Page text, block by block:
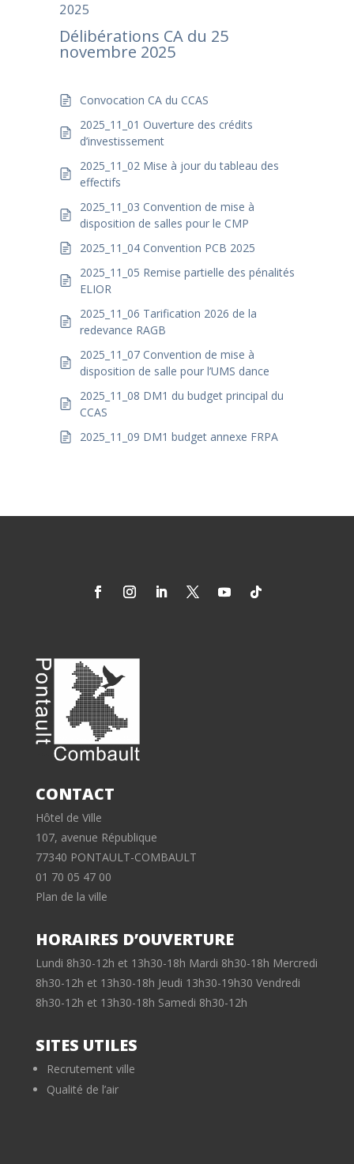
2025
Délibérations CA du 25
novembre 2025
Convocation CA du CCAS
2025_11_01 Ouverture des crédits
d’investissement
2025_11_02 Mise à jour du tableau des
effectifs
2025_11_03 Convention de mise à
disposition de salles pour le CMP
2025_11_04 Convention PCB 2025
2025_11_05 Remise partielle des pénalités
ELIOR
2025_11_06 Tarification 2026 de la
redevance RAGB
2025_11_07 Convention de mise à
disposition de salle pour l’UMS dance
2025_11_08 DM1 du budget principal du
CCAS
2025_11_09 DM1 budget annexe FRPA
CONTACT
Hôtel de Ville
107, avenue République
77340 PONTAULT-COMBAULT
01 70 05 47 00
Plan de la ville
HORAIRES D’OUVERTURE
Lundi 8h30-12h et 13h30-18h Mardi 8h30-18h Mercredi
8h30-12h et 13h30-18h Jeudi 13h30-19h30 Vendredi
8h30-12h et 13h30-18h Samedi 8h30-12h
SITES UTILES
Recrutement ville
Qualité de l’air